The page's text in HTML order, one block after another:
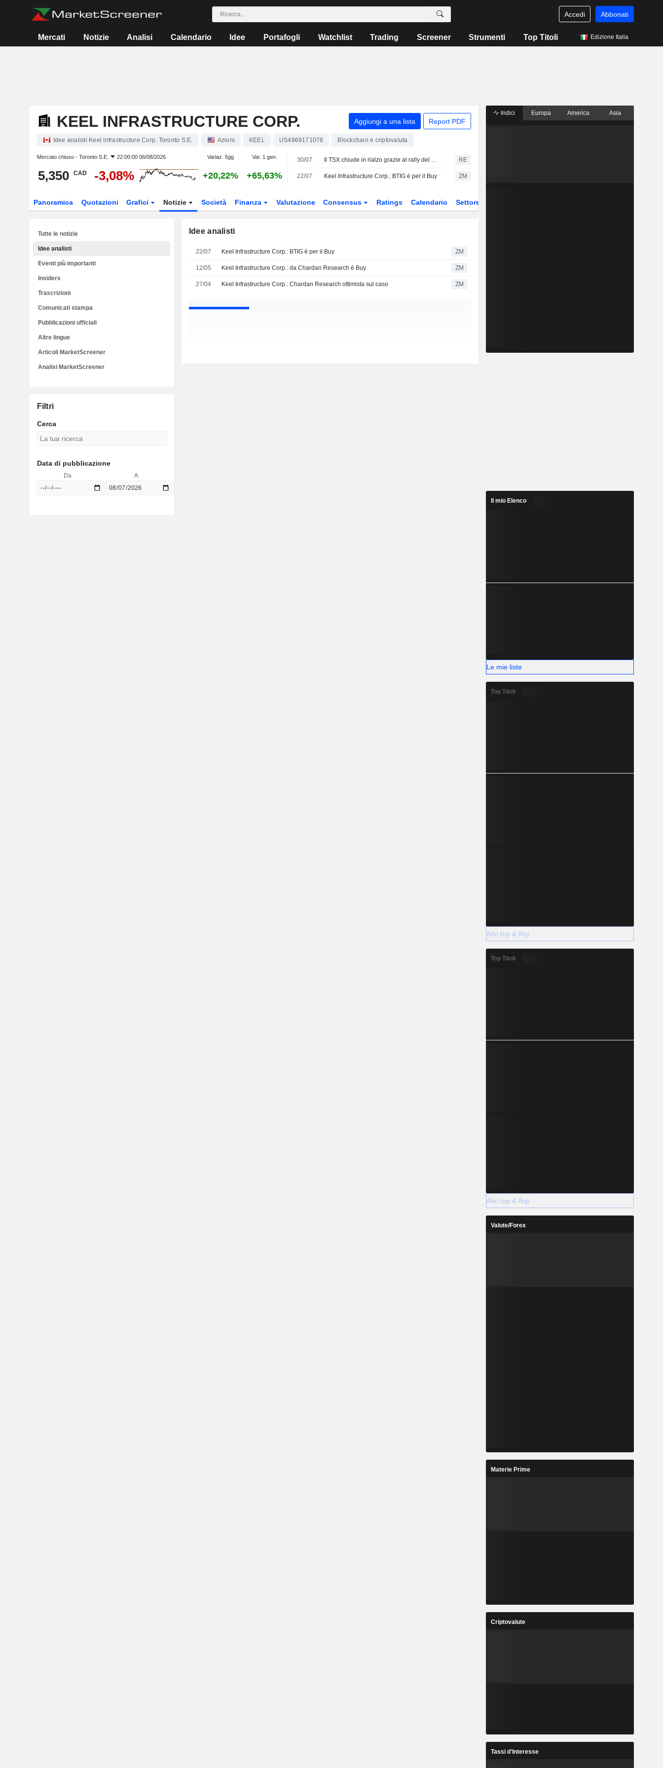
Accedi Abbonati
Mercati Notizie Analisi Calendario Idee Portafogli Watchlist Trading Screener Strumenti Top Titoli Edizione Italia
KEEL INFRASTRUCTURE CORP. Aggiungi a una lista Report PDF
Idee analisti Keel Infrastructure Corp. Toronto S.E. Azioni KEEL US4869171078 Blockchain e criptovaluta
Mercato chiuso - Toronto S.E. 22:00:00 06/08/2026 Variaz. 5gg Var. 1 gen.
5,350 CAD -3,08% +20,22% +65,63%
30/07 Il TSX chiude in rialzo grazie al rally del settore minerario trainato dai prezzi dei metalli RE
22/07 Keel Infrastructure Corp.: BTIG è per il Buy ZM
Panoramica Quotazioni Grafici Notizie Società Finanza Valutazione Consensus Ratings Calendario Settore
Idee analisti
22/07 Keel Infrastructure Corp.: BTIG è per il Buy ZM
12/05 Keel Infrastructure Corp.: da Chardan Research è Buy ZM
27/04 Keel Infrastructure Corp.: Chardan Research ottimista sul caso ZM
Tutte le notizie
Idee analisti
Eventi più importanti
Insiders
Trascrizioni
Comunicati stampa
Pubblicazioni ufficiali
Altre lingue
Articoli MarketScreener
Analisi MarketScreener
Filtri
Cerca
Data di pubblicazione
Da A
Indici Europa America Asia
Il mio Elenco
Le mie liste
Top Titoli
Altri top & flop
Top Titoli
Altri top & flop
Valute/Forex
Materie Prime
Criptovalute
Tassi d'Interesse